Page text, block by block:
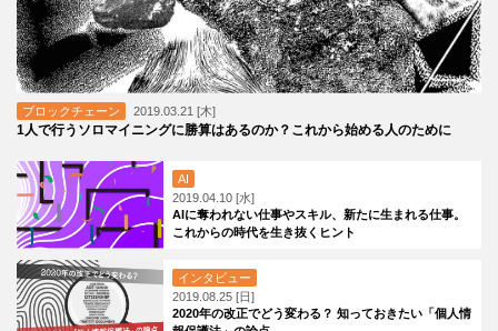
ブロックチェーン 2019.03.21 [木]
1人で行うソロマイニングに勝算はあるのか？これから始める人のために
AI
2019.04.10 [水]
AIに奪われない仕事やスキル、新たに生まれる仕事。
これからの時代を生き抜くヒント
インタビュー
2019.08.25 [日]
2020年の改正でどう変わる？ 知っておきたい「個人情